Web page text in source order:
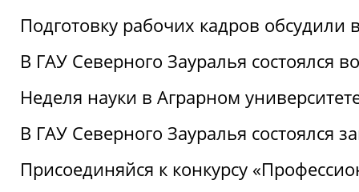
Подготовку рабочих кадров
В ГАУ Северного Зауралья состоялся
Неделя науки в Аграрном
В ГАУ Северного Зауралья
Присоединяйся к конкурсу